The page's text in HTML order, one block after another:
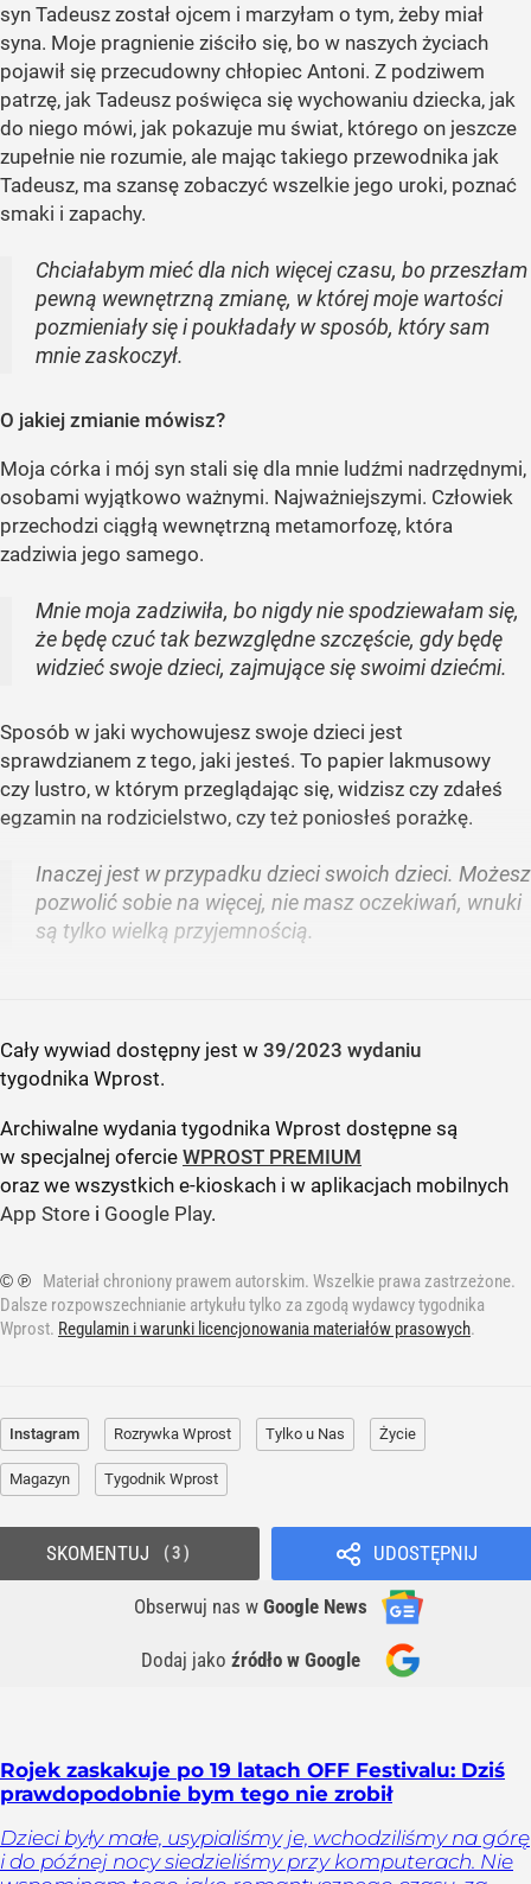
syn Tadeusz został ojcem i marzyłam o tym, żeby miał
syna. Moje pragnienie ziściło się, bo w naszych życiach
pojawił się przecudowny chłopiec Antoni. Z podziwem
patrzę, jak Tadeusz poświęca się wychowaniu dziecka, jak
do niego mówi, jak pokazuje mu świat, którego on jeszcze
zupełnie nie rozumie, ale mając takiego przewodnika jak
Tadeusz, ma szansę zobaczyć wszelkie jego uroki, poznać
smaki i zapachy.
Chciałabym mieć dla nich więcej czasu, bo przeszłam
pewną wewnętrzną zmianę, w której moje wartości
pozmieniały się i poukładały w sposób, który sam
mnie zaskoczył.
O jakiej zmianie mówisz?
Moja córka i mój syn stali się dla mnie ludźmi nadrzędnymi,
osobami wyjątkowo ważnymi. Najważniejszymi. Człowiek
przechodzi ciągłą wewnętrzną metamorfozę, która
zadziwia jego samego.
Mnie moja zadziwiła, bo nigdy nie spodziewałam się,
że będę czuć tak bezwzględne szczęście, gdy będę
widzieć swoje dzieci, zajmujące się swoimi dziećmi.
Sposób w jaki wychowujesz swoje dzieci jest
sprawdzianem z tego, jaki jesteś. To papier lakmusowy
czy lustro, w którym przeglądając się, widzisz czy zdałeś
egzamin na rodzicielstwo, czy też poniosłeś porażkę.
Inaczej jest w przypadku dzieci swoich dzieci. Możesz
pozwolić sobie na więcej, nie masz oczekiwań, wnuki
są tylko wielką przyjemnością.
Cały wywiad dostępny jest w 39/2023 wydaniu
tygodnika Wprost.
Archiwalne wydania tygodnika Wprost dostępne są
w specjalnej ofercie WPROST PREMIUM
oraz we wszystkich e-kioskach i w aplikacjach mobilnych
App Store i Google Play.
© ℗
Materiał chroniony prawem autorskim. Wszelkie prawa zastrzeżone.
Dalsze rozpowszechnianie artykułu tylko za zgodą wydawcy tygodnika
Wprost. Regulamin i warunki licencjonowania materiałów prasowych.
Instagram Rozrywka Wprost Tylko u Nas Życie
Magazyn Tygodnik Wprost
UDOSTĘPNIJ
Obserwuj nas w Google News
Dodaj jako źródło w Google
SKOMENTUJ 3
Rojek zaskakuje po 19 latach OFF Festivalu: Dziś
prawdopodobnie bym tego nie zrobił
Dzieci były małe, usypialiśmy je, wchodziliśmy na górę
i do późnej nocy siedzieliśmy przy komputerach. Nie